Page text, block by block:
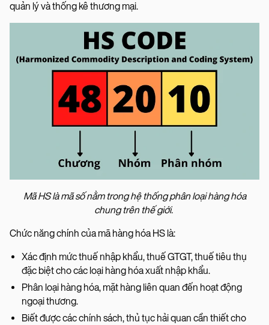
quản lý và thống kê thương mại.
Mã HS là mã số nằm trong hệ thống phân loại hàng hóa
chung trên thế giới.
Chức năng chính của mã hàng hóa HS là:
Xác định mức thuế nhập khẩu, thuế GTGT, thuế tiêu thụ
đặc biệt cho các loại hàng hóa xuất nhập khẩu.
Phân loại hàng hóa, mặt hàng liên quan đến hoạt động
ngoại thương.
Biết được các chính sách, thủ tục hải quan cần thiết cho